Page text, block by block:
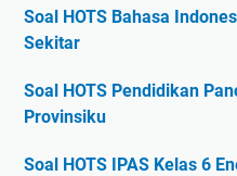
Soal HOTS Bahasa
Sekitar
Soal HOTS Pendidikan
Provinsiku
Soal HOTS IPAS Kelas 6